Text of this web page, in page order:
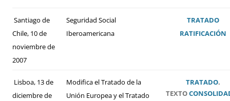
Santiago de
Chile, 10 de
noviembre de
2007
Seguridad Social
Iberoamericana
TRATADO
RATIFICACIÓN
Lisboa, 13 de
diciembre de
Modifica el Tratado de la
Unión Europea y el Tratado
TRATADO.
TEXTO